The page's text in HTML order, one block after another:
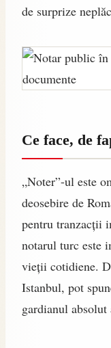
de surprize
Ce face, de
„Noter”-ul este
deosebire de
pentru tranzacții
notarul turc este
vieții cotidiene.
Istanbul, pot
gardianul